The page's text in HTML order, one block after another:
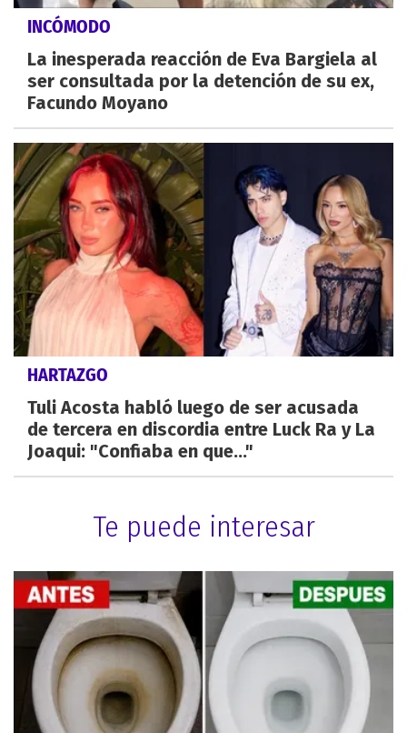
INCÓMODO
La inesperada reacción de Eva Bargiela al
ser consultada por la detención de su ex,
Facundo Moyano
HARTAZGO
Tuli Acosta habló luego de ser acusada
de tercera en discordia entre Luck Ra y La
Joaqui: "Confiaba en que..."
Te puede interesar